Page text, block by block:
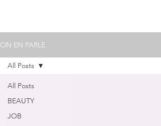
ON EN PARLE
All Posts
BEAUTY
JOB
All Posts